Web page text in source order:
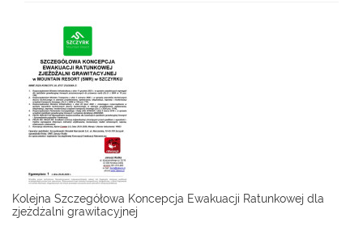
Kolejna Szczegółowa Koncepcja Ewakuacji Ratunkowej dla
zjeżdżalni grawitacyjnej